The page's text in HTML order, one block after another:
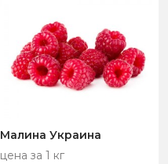
Малина Украина
цена за 1 кг